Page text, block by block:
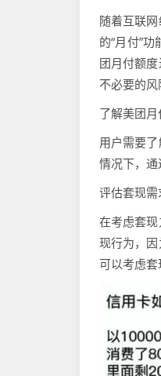
随着互联网
的“月付”
团月付额
不必要的风
了解美团
用户需要
情况下，通
评估套现需
在考虑套
现行为，
可以考虑套